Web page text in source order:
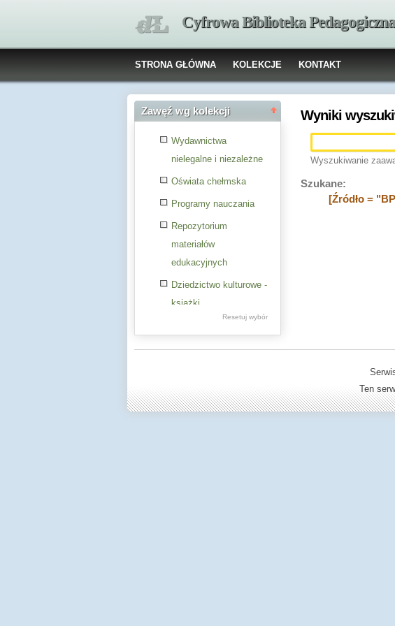
Cyfrowa Biblioteka
STRONA GŁÓWNA KOLEKCJE KONTAKT
Zawęź wg kolekcji
Wydawnictwa
nielegalne i niezależne
Oświata chełmska
Programy nauczania
Repozytorium
materiałów
edukacyjnych
Dziedzictwo kulturowe -
książki
Resetuj wybór
Wyniki
Wyszukiwanie
Szukane:
[Źródło =
Ten